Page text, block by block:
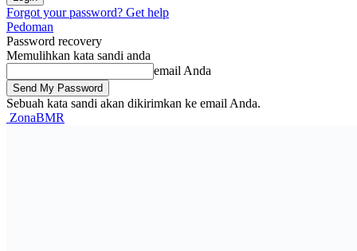
Forgot your password? Get help
Pedoman
Password recovery
Memulihkan kata sandi anda
email Anda
Sebuah kata sandi akan dikirimkan ke email Anda.
ZonaBMR